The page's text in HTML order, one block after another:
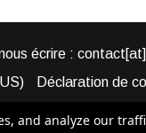
écrire :
Déclaration de
and analyze our